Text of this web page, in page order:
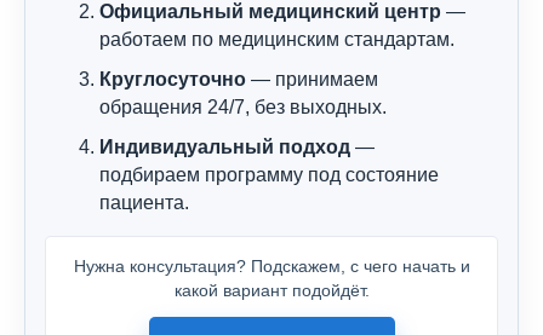
Официальный медицинский центр —
работаем по медицинским стандартам.
Круглосуточно — принимаем
обращения 24/7, без выходных.
Индивидуальный подход —
подбираем программу под состояние
пациента.
Нужна консультация? Подскажем, с чего начать и
какой вариант подойдёт.